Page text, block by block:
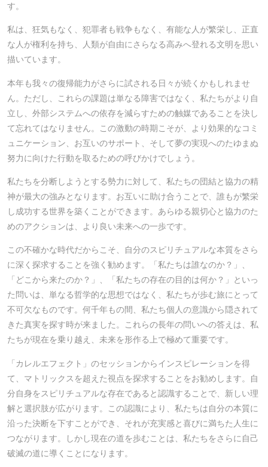
す。
私は、狂気もなく、犯罪者も戦争もなく、有能な人が繁栄し、正直
な人が権利を持ち、人類が自由にさらなる高みへ登れる文明を思い
描いています。
本年も我々の復帰能力がさらに試される日々が続くかもしれませ
ん。ただし、これらの課題は単なる障害ではなく、私たちがより自
立し、外部システムへの依存を減らすための触媒であることを決し
て忘れてはなりません。この激動の時期こそが、より効果的なコミ
ュニケーション、お互いのサポート、そして夢の実現へのたゆまぬ
努力に向けた行動を取るための呼びかけでしょう。
私たちを分断しようとする勢力に対して、私たちの団結と協力の精
神が最大の強みとなります。お互いに助け合うことで、誰もが繁栄
し成功する世界を築くことができます。あらゆる親切心と協力のた
めのアクションは、より良い未来への一歩です。
この不確かな時代だからこそ、自分のスピリチュアルな本質をさら
に深く探求することを強く勧めます。「私たちは誰なのか？」、
「どこから来たのか？」、「私たちの存在の目的は何か？」といっ
た問いは、単なる哲学的な思想ではなく、私たちが歩む旅にとって
不可欠なものです。何千年もの間、私たち個人の意識から隠されて
きた真実を探す時が来ました。これらの長年の問いへの答えは、私
たちが現在を乗り越え、未来を形作る上で極めて重要です。
「カレルエフェクト」のセッションからインスピレーションを得
て、マトリックスを超えた視点を探求することをお勧めします。自
分自身をスピリチュアルな存在であると認識することで、新しい理
解と選択肢が広がります。この認識により、私たちは自分の本質に
沿った決断を下すことができ、それが充実感と喜びに満ちた人生に
つながります。しかし現在の道を歩むことは、私たちをさらに自己
破滅の道に導くことになります。